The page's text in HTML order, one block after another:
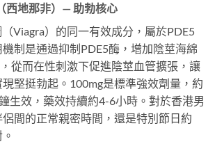
西地那非）— 助勃核心
Viagra）的同一有效成分，屬於PDE5
制是通過抑制PDE5酶，增加陰莖海綿
從而在性刺激下促進陰莖血管擴張，讓
堅挺勃起。100mg是標準強效劑量，約
生效，藥效持續約4-6小時。對於香港男
間的正常親密時間，還是特別節日約